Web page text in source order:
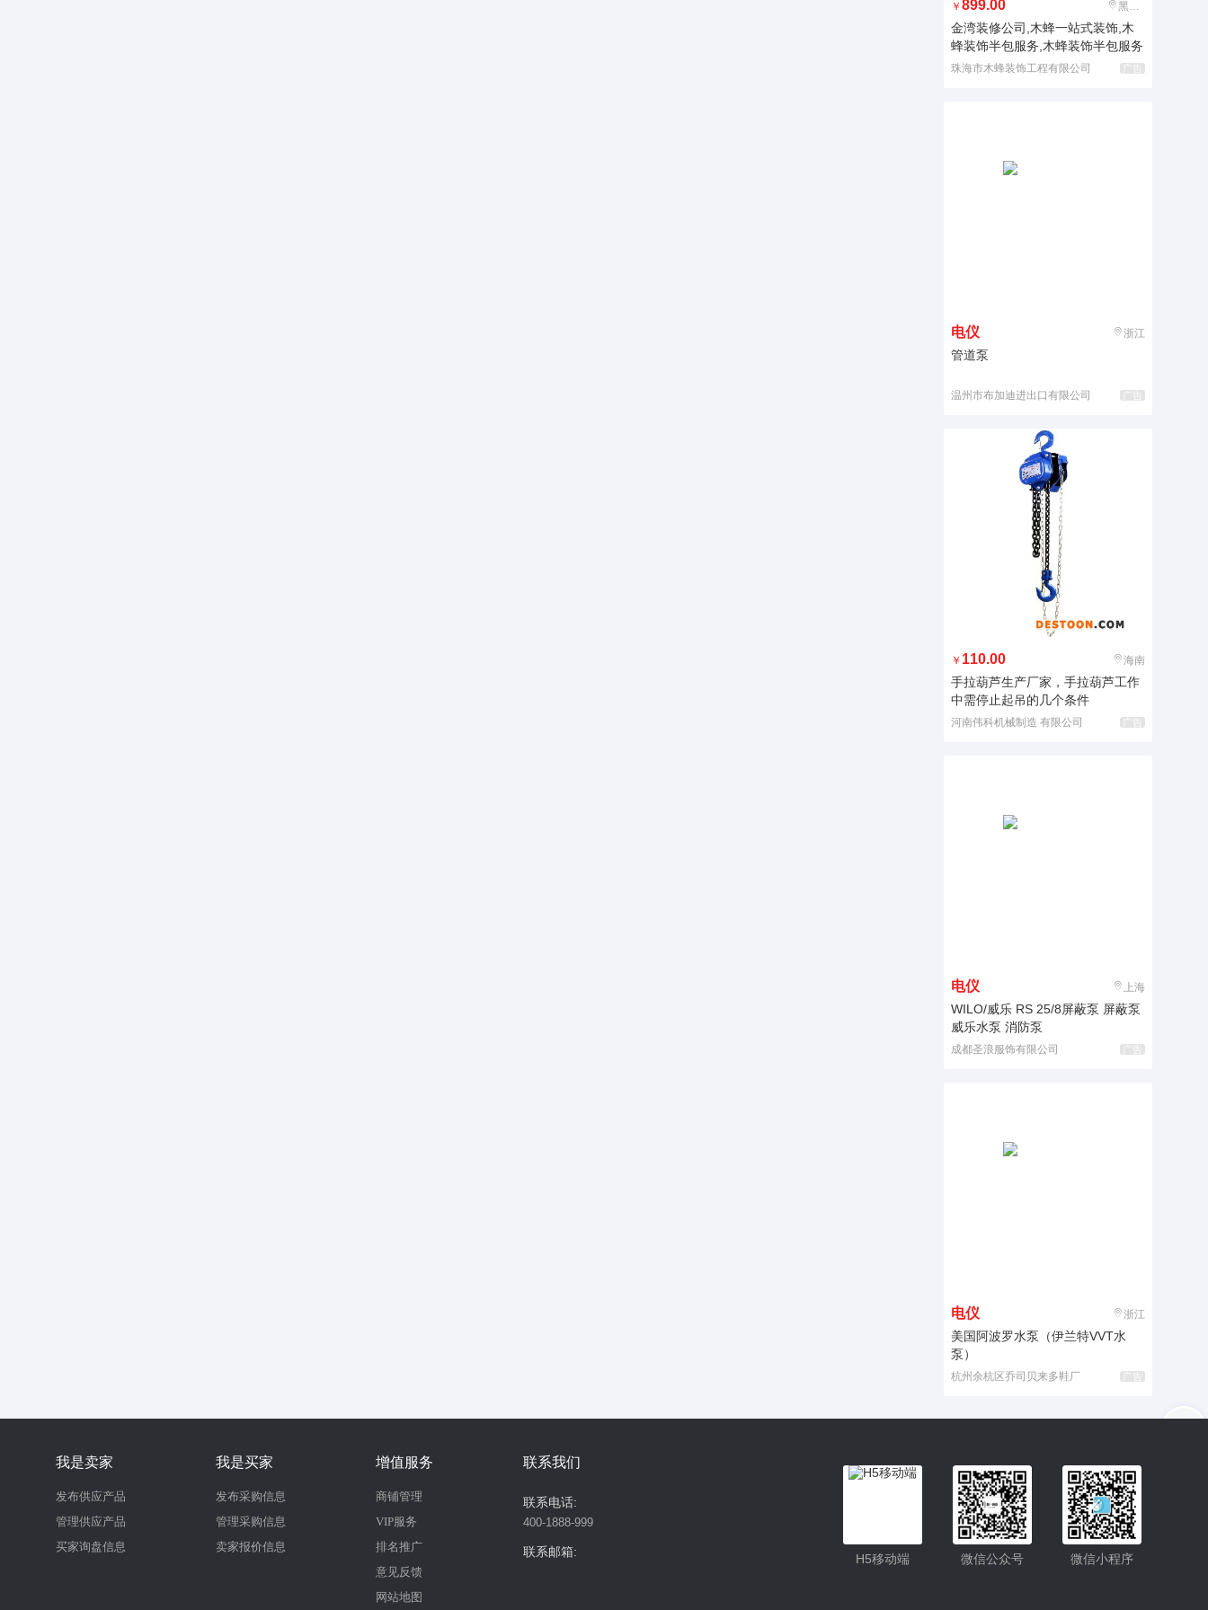
￥ 899.00 黑龙江
金湾装修公司,木蜂一站式装饰,木
蜂装饰半包服务,木蜂装饰半包服务
珠海市木蜂装饰工程有限公司 广告
电仪 浙江
管道泵
温州市布加迪进出口有限公司 广告
￥ 110.00 海南
手拉葫芦生产厂家，手拉葫芦工作
中需停止起吊的几个条件
河南伟科机械制造 有限公司 广告
电仪 上海
WILO/威乐 RS 25/8屏蔽泵 屏蔽泵
威乐水泵 消防泵
成都圣浪服饰有限公司 广告
电仪 浙江
美国阿波罗水泵（伊兰特VVT水
泵）
杭州余杭区乔司贝来多鞋厂 广告
我是卖家
发布供应产品
管理供应产品
买家询盘信息
我是买家
发布采购信息
管理采购信息
卖家报价信息
增值服务
商铺管理
VIP服务
排名推广
意见反馈
网站地图
联系我们
联系电话:
400-1888-999
联系邮箱: 微信小程序
微信公众号
H5移动端
小程序更便捷的查找产品